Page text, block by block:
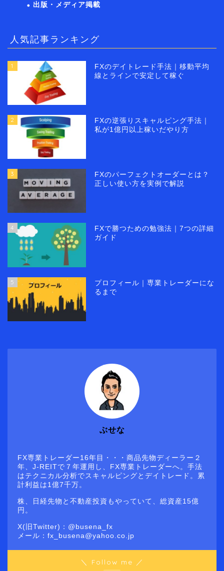
出版・メディア掲載
人気記事ランキング
1
FXのデイトレード手法｜移動平均
線とラインで安定して稼ぐ
2
FXの逆張りスキャルピング手法｜
私が1億円以上稼いだやり方
3
FXのパーフェクトオーダーとは？
正しい使い方を実例で解説
4
FXで勝つための勉強法｜7つの詳細
ガイド
5
プロフィール｜専業トレーダーにな
るまで
ぶせな
FX専業トレーダー16年目・・・商品先物ディーラー２
年、J-REITで７年運用し、FX専業トレーダーへ。手法
はテクニカル分析でスキャルピングとデイトレード。累
計利益は1億7千万。
株、日経先物と不動産投資もやっていて、総資産15億
円。
X(旧Twitter)：@busena_fx
メール：fx_busena@yahoo.co.jp
＼ Follow me ／